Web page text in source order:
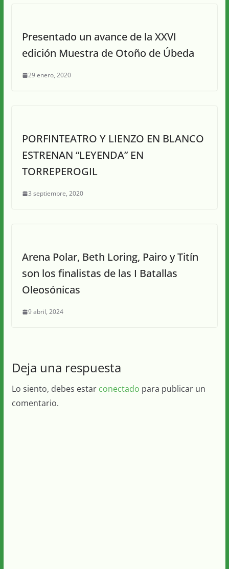
Presentado un avance de la XXVI
edición Muestra de Otoño de Úbeda
29 enero, 2020
PORFINTEATRO Y LIENZO EN BLANCO
ESTRENAN “LEYENDA” EN
TORREPEROGIL
3 septiembre, 2020
Arena Polar, Beth Loring, Pairo y Titín
son los finalistas de las I Batallas
Oleosónicas
9 abril, 2024
Deja una respuesta
Lo siento, debes estar conectado para publicar un
comentario.